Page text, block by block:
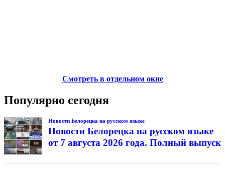
Смотреть в отдельном окне
Популярно сегодня
Новости Белорецка на русском языке
Новости Белорецка на русском языке
от 7 августа 2026 года. Полный выпуск